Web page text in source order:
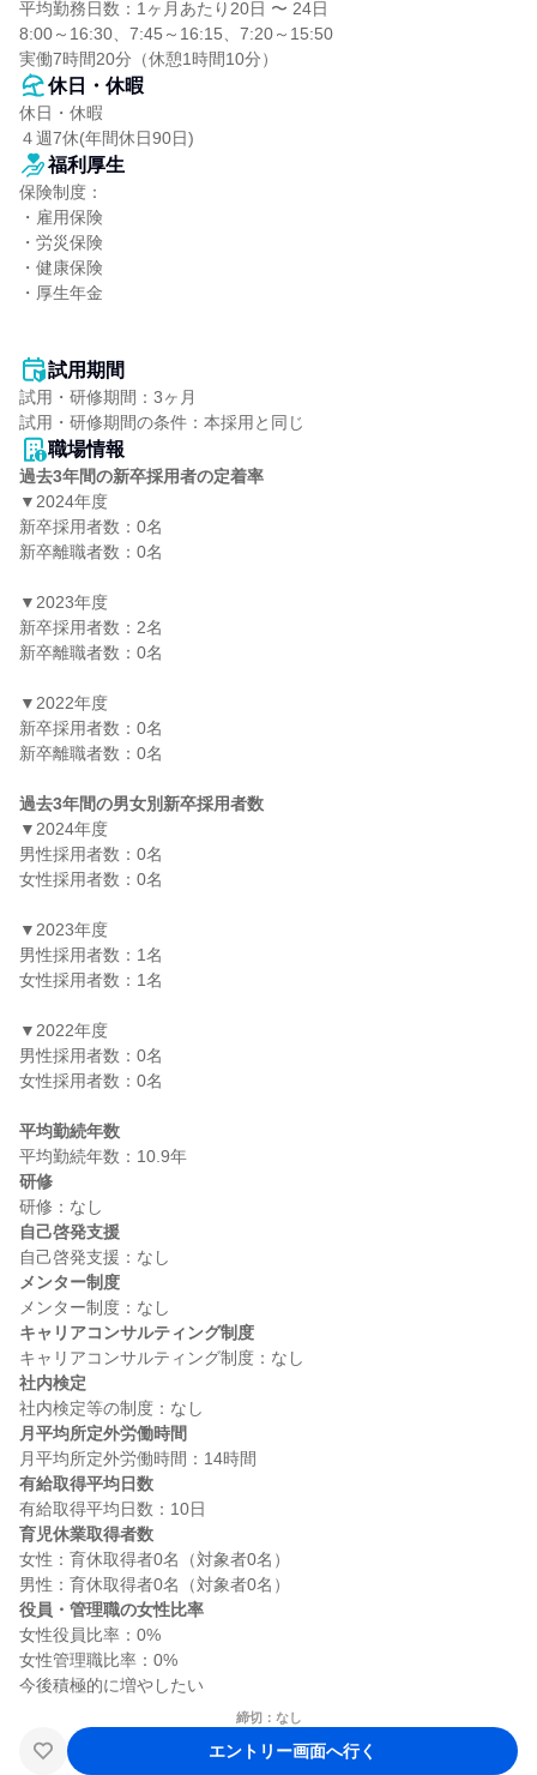
平均勤務日数：1ヶ月あたり20日 〜 24日
8:00～16:30、7:45～16:15、7:20～15:50
実働7時間20分（休憩1時間10分）
休日・休暇
休日・休暇
４週7休(年間休日90日)
福利厚生
保険制度：
・雇用保険
・労災保険
・健康保険
・厚生年金
試用期間
試用・研修期間：3ヶ月
職場情報
過去3年間の新卒採用者の定着率
▼2024年度
新卒採用者数：0名
新卒離職者数：0名
▼2023年度
新卒採用者数：2名
新卒離職者数：0名
▼2022年度
新卒採用者数：0名
新卒離職者数：0名
過去3年間の男女別新卒採用者数
▼2024年度
男性採用者数：0名
女性採用者数：0名
▼2023年度
男性採用者数：1名
女性採用者数：1名
▼2022年度
男性採用者数：0名
女性採用者数：0名
平均勤続年数
研修
自己啓発支援
メンター制度
キャリアコンサルティング制度
社内検定
月平均所定外労働時間
有給取得平均日数
育児休業取得者数
女性：育休取得者0名（対象者0名）
役員・管理職の女性比率
女性役員比率：0%
女性管理職比率：0%
締切：なし
エントリー画面へ行く